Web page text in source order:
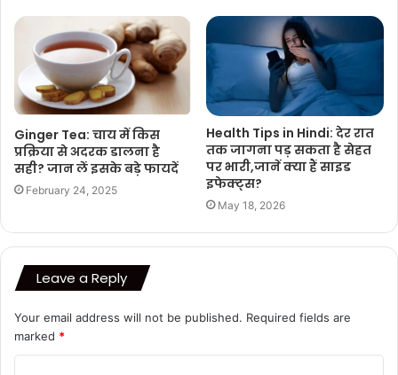
Ginger Tea: चाय में किस
प्रक्रिया से अदरक डालना है
सही? जान लें इसके बड़े फायदें
February 24, 2025
Health Tips in Hindi: देर रात
तक जागना पड़ सकता है सेहत
पर भारी,जानें क्या हैं साइड
इफेक्ट्स?
May 18, 2026
Leave a Reply
Your email address will not be published. Required fields are
marked *